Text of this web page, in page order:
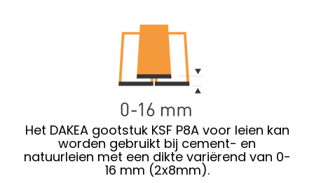
Het DAKEA gootstuk KSF P8A voor leien kan
worden gebruikt bij cement- en
natuurleien met een dikte variërend van 0-
16 mm (2x8mm).